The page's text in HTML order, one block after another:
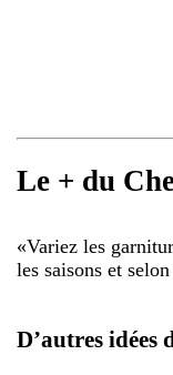
Le + du
«Variez les
les saisons et
D’autres idées